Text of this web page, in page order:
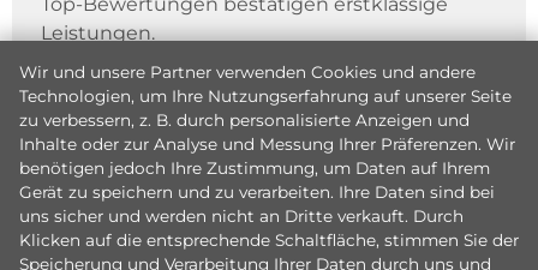
Leistungen.
Wir und unsere Partner verwenden Cookies und andere
Technologien, um Ihre Nutzungserfahrung auf unserer Seite
zu verbessern, z. B. durch personalisierte Anzeigen und
Inhalte oder zur Analyse und Messung Ihrer Präferenzen. Wir
benötigen jedoch Ihre Zustimmung, um Daten auf Ihrem
Gerät zu speichern und zu verarbeiten. Ihre Daten sind bei
uns sicher und werden nicht an Dritte verkauft. Durch
Klicken auf die entsprechende Schaltfläche, stimmen Sie der
Speicherung und Verarbeitung Ihrer Daten durch uns und